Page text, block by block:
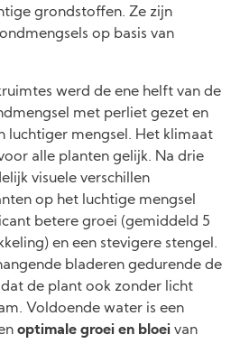
grondstoffen. Ze zijn
op basis van
werd de ene helft van de
met perliet gezet en
luchtiger mengsel. Het klimaat
alle planten gelijk. Na drie
visuele verschillen
op het luchtige mengsel
betere groei (gemiddeld 5
en een stevigere stengel.
bladeren gedurende de
de plant ook zonder licht
Voldoende water is een
optimale groei en bloei van